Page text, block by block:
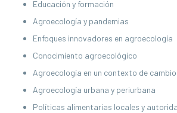
Educación y formación
Agroecología y pandemias
Enfoques innovadores en agroecología
Conocimiento agroecológico
Agroecología en un contexto de
Agroecología urbana y periurbana
Políticas alimentarias locales y